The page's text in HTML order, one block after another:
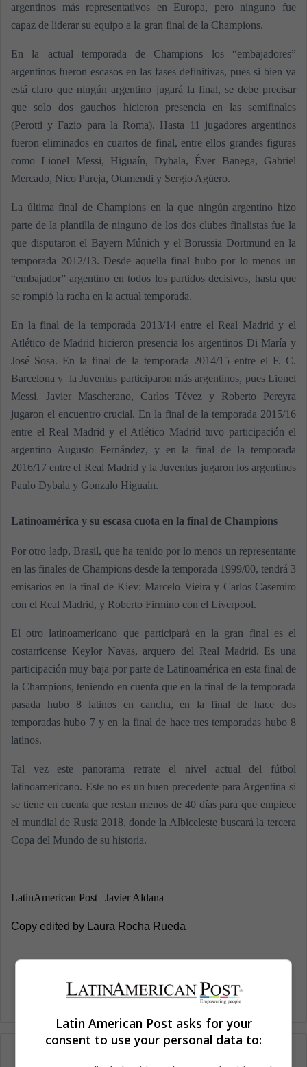
argentinos más representativos en Europa, pero ninguno fue
capaz de liderar su equipo a la gran final de la Champions.
En la actual temporada de Champions los “embajadores”
argentinos fueron escasos en las fases definitivas, pues si bien ya
está claro que ningún argentino jugará la final, se debe precisar
que solo dos gauchos hicieron presencia en las semifinales
(Perotti y Fazio para la Roma). Hasta 11 jugadores argentinos
fueron eliminados en cuartos de final, entre ellos grandes figuras
como Lionel Messi, Higuaín, Dybala, Éver Banega, Gabriel
Mercado, Nico Pareja, Otamendi y Sergio Agüero.
La última final de Champions en la que ningún argentino hizo
parte de la plantilla de ninguno de los dos clubes finalistas fue la
que disputaron el Bayern Múnich y el Borussia Dortmund en la
temporada 2012/13. Desde aquella final hubo por lo menos un
“embajador” argentino en todos los partidos decisivos, hasta que
se rompió la racha en la actual temporada.
En la final de la temporada 2013/14 entre el Real Madrid y el
Atlético de Madrid hicieron presencia los argentinos Di María y
José Sosa. En la final de la temporada 2014/15 entre el F. C.
Barcelona y la Juventus participaron más argentinos, pues Lionel
Messi, Javier Mascherano, Carlos Tévez y Roberto Pereyra
jugaron el encuentro crucial. En la final de la temporada 2015/16
entre el Real Madrid y el Atlético Madrid tuvo participación el
argentino Augusto Fernández, y en la final de la temporada
2016/17 entre el Real Madrid y la Juventus jugaron los argentinos
Paulo Dybala y Gonzalo Higuaín.
Latinoamérica y su escasa cuota en la final de Champions
Por otro ladp, Brasil, que ha tenido por lo menos un representante
en las finales de Champions desde la temporada 1999/00, tendrá 3
emisarios en la final de Kiev: Marcelo Vieira y Carlos Casemiro
con el Real Madrid, y Roberto Firmino con el Liverpool.
El otro latinoamericano que participará en la gran final es el
costarricense Keylor Navas, arquero del Real Madrid. Es una
participación muy baja por parte de Latinoamérica en esta final de
la Champions, teniendo en cuenta que en la final de la temporada
pasada hubo 8 latinos en cancha, en la final de hace dos
temporadas hubo 7 y en la final de hace tres temporadas hubo 8
latinos.
Tal vez este panorama retrate el nivel actual del fútbol
latinoamericano. Este no es un buen precedente para Argentina si
se tiene en cuenta que restan menos de 40 días para que empiece
el mundial de Rusia 2018, donde la Albiceleste buscará la tercera
Copa del Mundo de su historia.
LatinAmerican Post | Javier Aldana
Copy edited by Laura Rocha Rueda
Latin American Post asks for your
consent to use your personal data to: